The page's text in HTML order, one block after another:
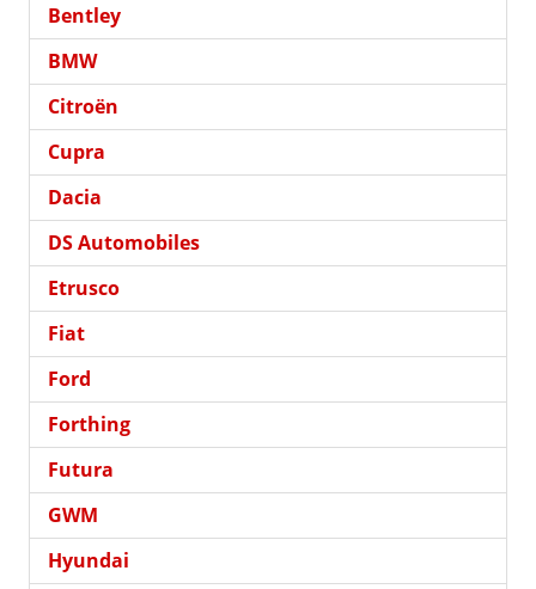
Bentley
BMW
Citroën
Cupra
Dacia
DS Automobiles
Etrusco
Fiat
Ford
Forthing
Futura
GWM
Hyundai